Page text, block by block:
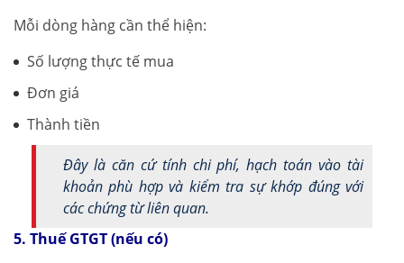
Mỗi dòng hàng cần thể hiện:
Số lượng thực tế mua
Đơn giá
Thành tiền
Đây là căn cứ tính chi phí, hạch toán vào tài
khoản phù hợp và kiểm tra sự khớp đúng với
các chứng từ liên quan.
5. Thuế GTGT (nếu có)